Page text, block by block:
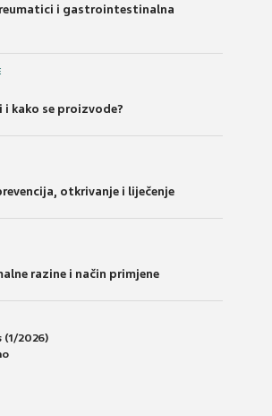
i gastrointestinalna
kako se proizvode?
otkrivanje i liječenje
razine i način primjene
(1/2026)